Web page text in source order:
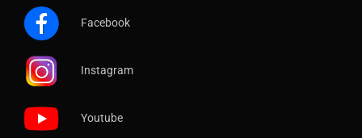
Facebook
Instagram
Youtube